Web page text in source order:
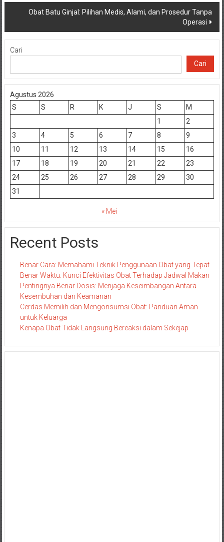
Obat Batu Ginjal: Pilihan Medis, Alami, dan Prosedur Tanpa
Operasi
Cari
Cari
Agustus 2026
S
S R K J S
M
1
2
3
4 5 6 7 8
9
10
11 12 13 14 15
16
17
18 19 20 21 22
23
24
25 26 27 28 29
30
31
« Mei
Recent Posts
Benar Cara: Memahami Teknik Penggunaan Obat yang Tepat
Benar Waktu: Kunci Efektivitas Obat Terhadap Jadwal Makan
Pentingnya Benar Dosis: Menjaga Keseimbangan Antara
Kesembuhan dan Keamanan
Cerdas Memilih dan Mengonsumsi Obat: Panduan Aman
untuk Keluarga
Kenapa Obat Tidak Langsung Bereaksi dalam Sekejap